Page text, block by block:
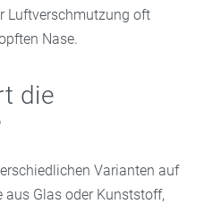
Luftverschmutzung oft
Nase.
die
Varianten auf
aus Glas oder Kunststoff,